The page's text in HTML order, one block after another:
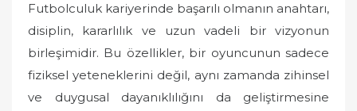
Futbolculuk kariyerinde başarılı olmanın anahtarı,
disiplin, kararlılık ve uzun vadeli bir vizyonun
birleşimidir. Bu özellikler, bir oyuncunun sadece
fiziksel yeteneklerini değil, aynı zamanda zihinsel
ve duygusal dayanıklılığını da geliştirmesine